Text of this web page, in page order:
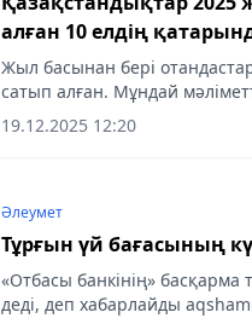
алған 10 елдің
Жыл басынан бері
сатып алған. Мұндай
басқармасы таратты, - деп
19.12.2025 12:20
Әлеумет
Тұрғын үй бағасының
«Отбасы банкінің»
деді, деп хабарлайды